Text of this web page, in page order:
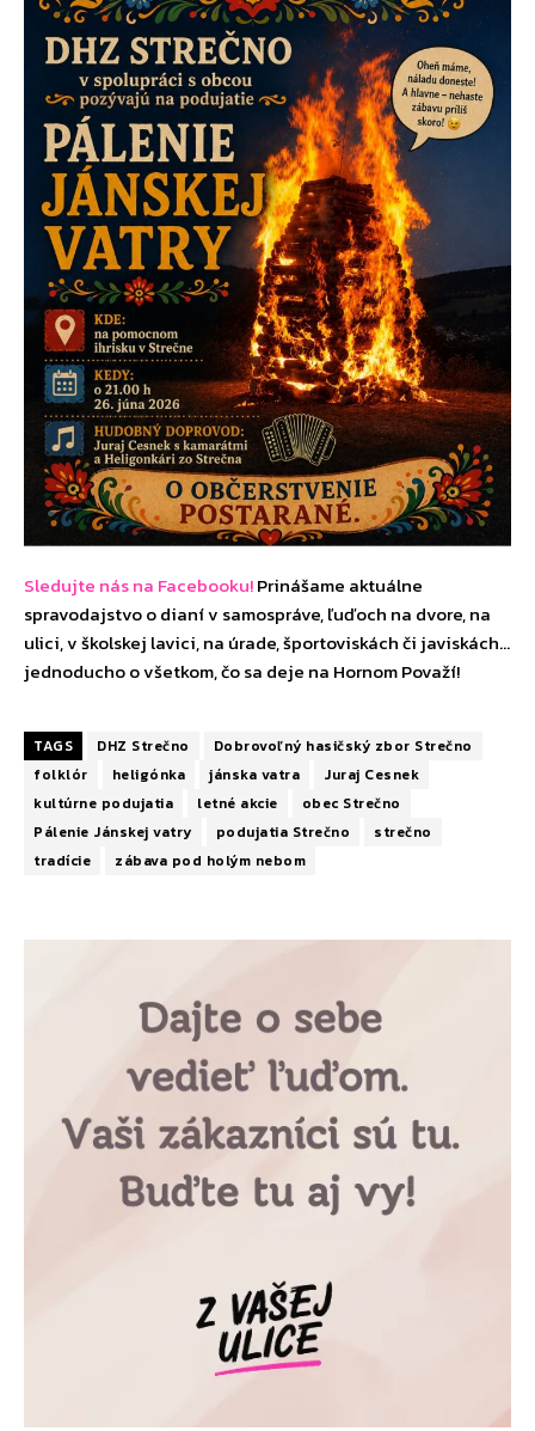
Sledujte nás na Facebooku!Prinášame aktuálne
spravodajstvo o dianí v samospráve, ľuďoch na dvore, na
ulici, v školskej lavici, na úrade, športoviskách či javiskách…
jednoducho o všetkom, čo sa deje na Hornom Považí!
TAGS DHZ Strečno
Dobrovoľný hasičský zbor Strečno
folklór
heligónka jánska vatra
Juraj Cesnek
kultúrne podujatia
letné akcie
obec Strečno
Pálenie Jánskej vatry
podujatia Strečno
strečno
tradície
zábava pod holým nebom